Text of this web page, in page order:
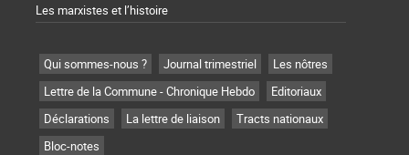
Les marxistes et l’histoire
Qui sommes-nous ? Journal trimestriel
Les nôtres
Lettre de la Commune - Chronique Hebdo
Editoriaux
Déclarations
La lettre de liaison
Tracts nationaux
Bloc-notes